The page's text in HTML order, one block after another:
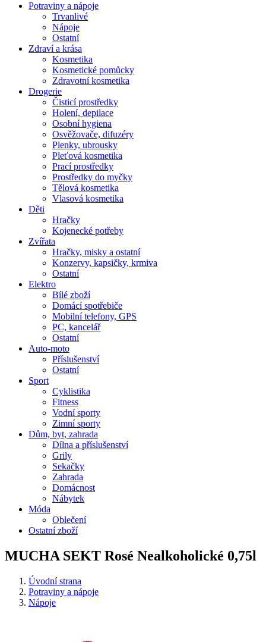
Potraviny a nápoje
Trvanlivé
Nápoje
Ostatní
Zdraví a krása
Kosmetika
Kosmetické pomůcky
Zdravotní kosmetika
Drogerie
Čisticí prostředky
Holení, depilace
Osobní hygiena
Osvěžovače, difuzéry
Plenky, ubrousky
Pleťová kosmetika
Prací prostředky
Prostředky do myčky
Tělová kosmetika
Vlasová kosmetika
Děti
Hračky
Kojenecké potřeby
Zvířata
Hračky, misky a ostatní
Konzervy, kapsičky, krmiva
Ostatní
Elektro
Bílé zboží
Domácí spotřebiče
Mobilní telefony, GPS
PC, kancelář
Ostatní
Auto-moto
Příslušenství
Ostatní
Sport
Cyklistika
Fitness
Vodní sporty
Zimní sporty
Dům, byt, zahrada
Dílna a příslušenství
Grily
Sekačky
Zahrada
Domácnost
Nábytek
Móda
Oblečení
Ostatní zboží
MUCHA SEKT Rosé Nealkoholické 0,75l
Úvodní strana
Potraviny a nápoje
Nápoje